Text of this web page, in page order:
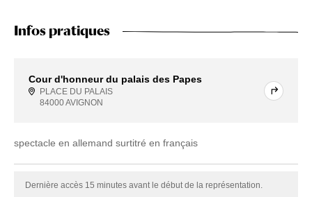
Infos pratiques
Cour d'honneur du palais des Papes
PLACE DU PALAIS
84000 AVIGNON
spectacle en allemand surtitré en français
Dernière accès 15 minutes avant le début de la représentation.